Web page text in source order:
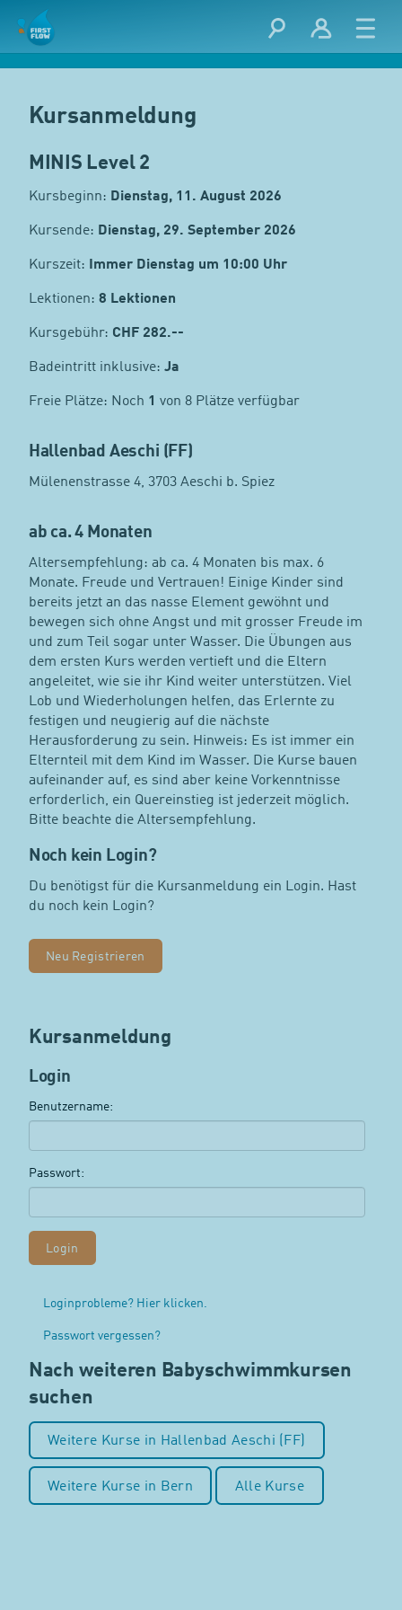
Kursanmeldung
MINIS Level 2
Kursbeginn: Dienstag, 11. August 2026
Kursende: Dienstag, 29. September 2026
Kurszeit: Immer Dienstag um 10:00 Uhr
Lektionen: 8 Lektionen
Kursgebühr: CHF 282.--
Badeintritt inklusive: Ja
Freie Plätze: Noch 1 von 8 Plätze verfügbar
Hallenbad Aeschi (FF)
Mülenenstrasse 4, 3703 Aeschi b. Spiez
ab ca. 4 Monaten
Altersempfehlung: ab ca. 4 Monaten bis max. 6
Monate. Freude und Vertrauen! Einige Kinder sind
bereits jetzt an das nasse Element gewöhnt und
bewegen sich ohne Angst und mit grosser Freude im
und zum Teil sogar unter Wasser. Die Übungen aus
dem ersten Kurs werden vertieft und die Eltern
angeleitet, wie sie ihr Kind weiter unterstützen. Viel
Lob und Wiederholungen helfen, das Erlernte zu
festigen und neugierig auf die nächste
Herausforderung zu sein. Hinweis: Es ist immer ein
Elternteil mit dem Kind im Wasser. Die Kurse bauen
aufeinander auf, es sind aber keine Vorkenntnisse
erforderlich, ein Quereinstieg ist jederzeit möglich.
Bitte beachte die Altersempfehlung.
Noch kein Login?
Du benötigst für die Kursanmeldung ein Login. Hast
du noch kein Login?
Neu Registrieren
Kursanmeldung
Login
Benutzername:
Passwort:
Loginprobleme? Hier klicken.
Passwort vergessen?
Nach weiteren Babyschwimmkursen
suchen
Weitere Kurse in Hallenbad Aeschi (FF)
Weitere Kurse in Bern Alle Kurse